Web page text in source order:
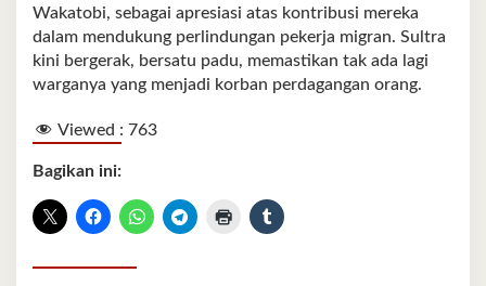
Wakatobi, sebagai apresiasi atas kontribusi mereka
dalam mendukung perlindungan pekerja migran. Sultra
kini bergerak, bersatu padu, memastikan tak ada lagi
warganya yang menjadi korban perdagangan orang.
Viewed : 763
Bagikan ini: